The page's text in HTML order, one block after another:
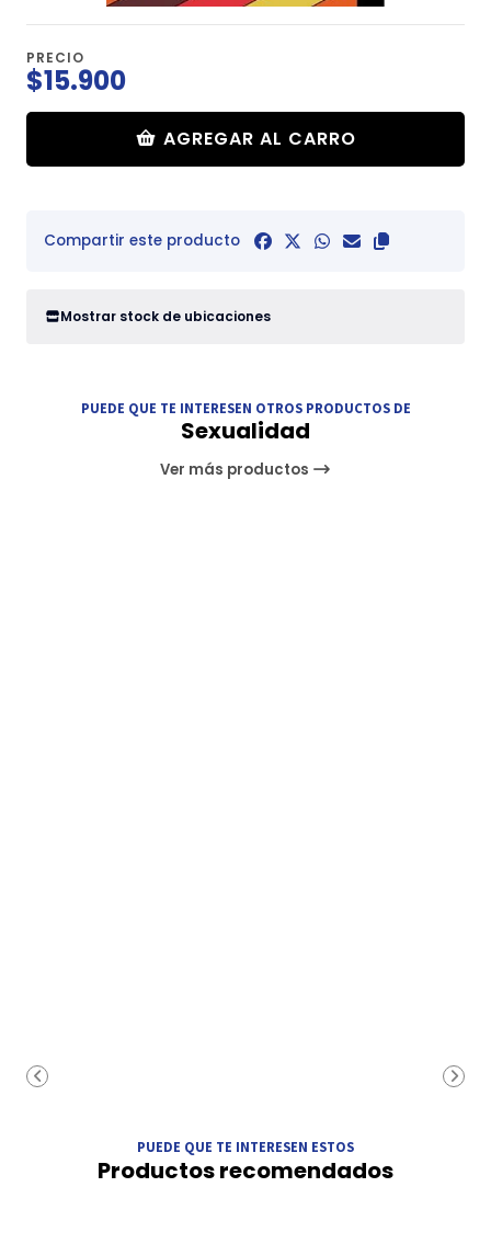
PRECIO
$15.900
AGREGAR AL CARRO
Compartir este producto
Mostrar stock de ubicaciones
PUEDE QUE TE INTERESEN OTROS PRODUCTOS DE
Sexualidad
Ver más productos
PUEDE QUE TE INTERESEN ESTOS
Productos recomendados